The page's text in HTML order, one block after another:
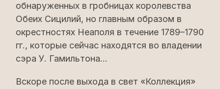
обнаруженных в гробницах королевства
Обеих Сицилий, но главным образом в
окрестностях Неаполя в течение 1789–1790
гг., которые сейчас находятся во владении
сэра У. Гамильтона...
Вскоре после выхода в свет «Коллекция»